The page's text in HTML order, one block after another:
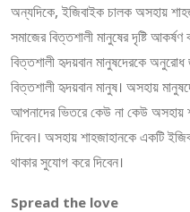
অন্যদিকে, ইজিবাইক চালক অসহায়
সমাজের বিত্তশালী মানুষের দৃষ্টি
বিত্তশালী হৃদয়বান মানুষদেরকে অনুরোধ
বিত্তশালী হৃদয়বান মানুষ। অসহায়
আপনাদের ভিতরে কেউ না কেউ অসহায়
দিবেন। অসহায় শাহজাহানকে একটি
থাকার সুযোগ করে দিবেন।
Spread the love